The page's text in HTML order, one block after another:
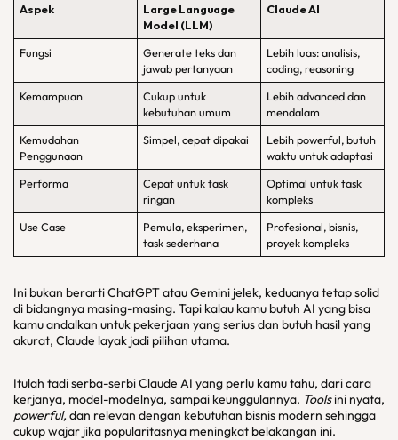
Aspek
Large Language
Model (LLM)
Claude AI
Fungsi
Generate teks dan
jawab pertanyaan
Lebih luas: analisis,
coding, reasoning
Kemampuan
Cukup untuk
kebutuhan umum
Lebih advanced dan
mendalam
Kemudahan
Penggunaan
Simpel, cepat dipakai
Lebih powerful, butuh
waktu untuk adaptasi
Performa
Cepat untuk task
ringan
Optimal untuk task
kompleks
Use Case
Pemula, eksperimen,
task sederhana
Profesional, bisnis,
proyek kompleks
Ini bukan berarti ChatGPT atau Gemini jelek, keduanya tetap solid
di bidangnya masing-masing. Tapi kalau kamu butuh AI yang bisa
kamu andalkan untuk pekerjaan yang serius dan butuh hasil yang
akurat, Claude layak jadi pilihan utama.
Itulah tadi serba-serbi Claude AI yang perlu kamu tahu, dari cara
kerjanya, model-modelnya, sampai keunggulannya. Toolsini nyata,
powerful, dan relevan dengan kebutuhan bisnis modern sehingga
cukup wajar jika popularitasnya meningkat belakangan ini.